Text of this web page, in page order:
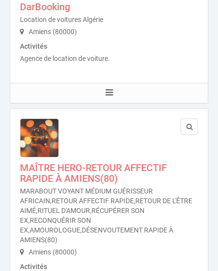
DarBooking
Location de voitures Algérie
Amiens (80000)
Activités
Agence de location de voiture.
MAÎTRE HERO-RETOUR AFFECTIF
RAPIDE À AMIENS(80)
MARABOUT VOYANT MÉDIUM GUÉRISSEUR
AFRICAIN,RETOUR AFFECTIF RAPIDE,RETOUR DE L'ÊTRE
AIMÉ,RITUEL D'AMOUR,RÉCUPÉRER SON
EX,RECONQUÉRIR SON
EX,AMOUROLOGUE,DÉSENVOUTEMENT RAPIDE À
AMIENS(80)
Amiens (80000)
Activités